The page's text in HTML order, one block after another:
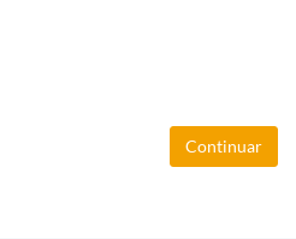
Continuar